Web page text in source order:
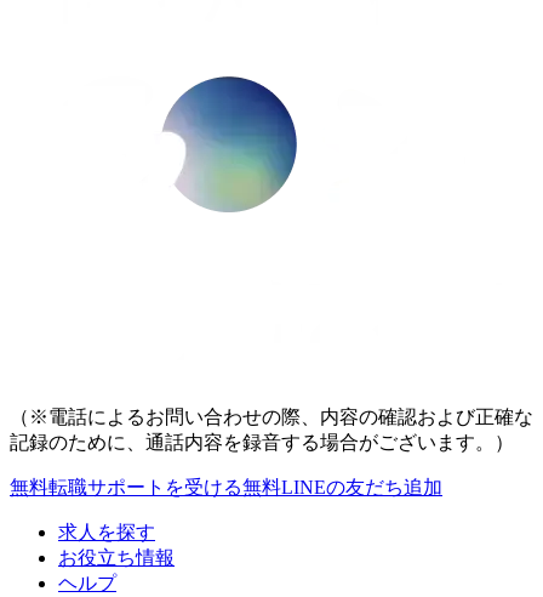
（※電話によるお問い合わせの際、内容の確認および正確な
記録のために、通話内容を録音する場合がございます。）
無料転職サポートを受ける無料LINEの友だち追加
求人を探す
お役立ち情報
ヘルプ